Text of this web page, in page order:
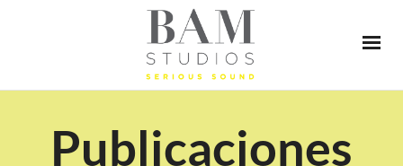
Publicaciones